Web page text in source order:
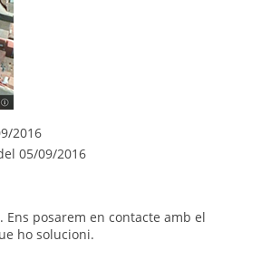
2016
05/09/2016
Ens posarem en contacte amb el
ho solucioni.